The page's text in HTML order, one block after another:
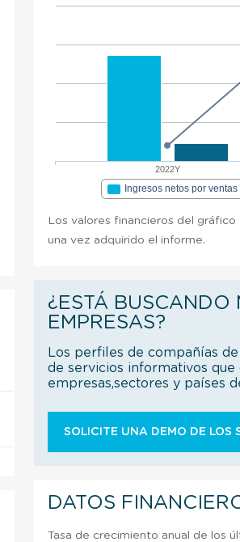
2022Y
Ingresos netos por ventas
Los valores financieros del gráfico
una vez adquirido el informe.
¿ESTÁ BUSCANDO
EMPRESAS?
Los perfiles de compañías
de servicios informativos
empresas,sectores y países
SOLICITE UNA DEMO DE LOS
DATOS
Tasa de crecimiento anual de los